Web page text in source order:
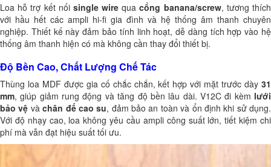
Loa hỗ trợ kết nối single wire quacổng banana/screw, tương thích
với hầu hết các ampli hi-fi gia đình và hệ thống âm thanh chuyên
nghiệp. Thiết kế này đảm bảo tính linh hoạt, dễ dàng tích hợp vào hệ
thống âm thanh hiện có mà không cần thay đổi thiết bị.
Độ Bền Cao, Chất Lượng Chế Tác
Thùng loa MDF được gia cố chắc chắn, kết hợp với mặt trước dày 31
mm, giúp giảm rung động và tăng độ bền lâu dài. V12C đi kèm lưới
bảo vệ vàchân đế cao su, đảm bảo an toàn và ổn định khi sử dụng.
Với độ nhạy cao, loa không yêu cầu ampli công suất lớn, tiết kiệm chi
phí mà vẫn đạt hiệu suất tối ưu.